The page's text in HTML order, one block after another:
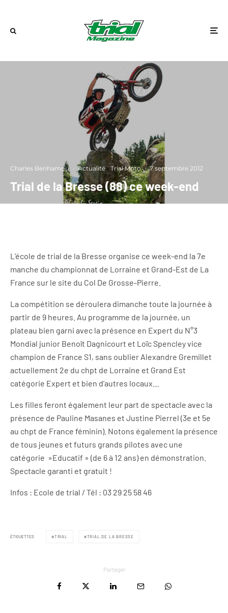
Charles Benhamou · Actualité Trial Moto · 7 septembre 2012
Trial de la Bresse (88) ce week-end
L’école de trial de la Bresse organise ce week-end la 7e
manche du championnat de Lorraine et Grand-Est de La
France sur le site du Col De Grosse-Pierre.
La compétition se déroulera dimanche toute la journée à
partir de 9 heures. Au programme de la journée, un
plateau bien garni avec la présence en Expert du N°3
Mondial junior Benoît Dagnicourt et Loïc Spencley vice
champion de France S1, sans oublier Alexandre Gremillet
actuellement 2e du chpt de Lorraine et Grand Est
catégorie Expert et bien d’autres locaux…
Les filles feront également leur part de spectacle avec la
présence de Pauline Masanes et Justine Pierrel (3e et 5e
au chpt de France féminin). Notons également la présence
de tous jeunes et futurs grands pilotes avec une
catégorie »Educatif » (de 6 à 12 ans) en démonstration.
Spectacle garanti et gratuit !
Infos : Ecole de trial / Tél : 03 29 25 58 46
ÉTIQUETTES TRIAL TRIAL DE LA BRESSE
Partager